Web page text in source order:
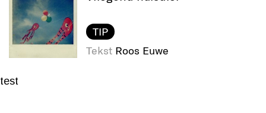
TIP
Tekst Roos Euwe
test